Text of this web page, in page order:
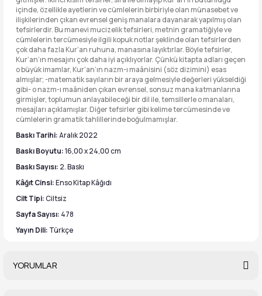
içinde, özellikle ayetlerin ve cümlelerin birbiriyle olan münasebet ve
ilişkilerinden çıkan evrensel geniş manalara dayanarak yapılmış olan
tefsirlerdir. Bu manevi mucizelik tefsirleri, metnin gramatiğiyle ve
cümlelerin tercümesiyle ilgili kopuk notlar şeklinde olan tefsirlerden
çok daha fazla Kur’an ruhuna, manasına layıktırlar. Böyle tefsirler,
Kur’an’ın mesajını çok daha iyi açıklıyorlar. Çünkü kitapta adları geçen
o büyük imamlar, Kur’an’ın nazm-ı maânisini (söz dizimini) esas
almışlar; -matematik sayıların bir araya gelmesiyle değerleri yükseldiği
gibi- o nazm-ı maâniden çıkan evrensel, sonsuz mana katmanlarına
girmişler, toplumun anlayabileceği bir dil ile, temsillerle o manaları,
mesajları açıklamışlar. Diğer tefsirler gibi kelime tercümesinde ve
cümlelerin gramatik tahlillerinde boğulmamışlar.
Baskı Tarihi:Aralık 2022
Baskı Boyutu:16,00 x 24,00 cm
Baskı Sayısı: 2. Baskı
Kâğıt Cinsi:Enso Kitap Kâğıdı
Cilt Tipi:Ciltsiz
Sayfa Sayısı: 478
Yayın Dili: Türkçe
YORUMLAR